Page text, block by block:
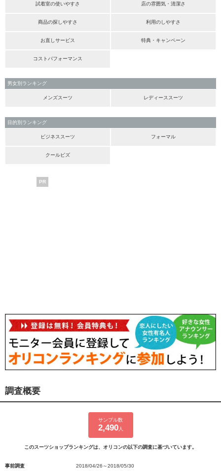
試着室の使いやすさ 店の雰囲気・清潔さ
商品の探しやすさ 利用のしやすさ
お直しサービス 特典・キャンペーン
コストパフォーマンス
男女別ランキング
メンズスーツ レディーススーツ
目的別ランキング
ビジネススーツ フォーマル
クールビズ
PR
調査概要
サンプル数
2,490人
このスーツショップランキングは、オリコンの以下の調査に基づいています。
事前調査 2018/04/26～2018/05/30